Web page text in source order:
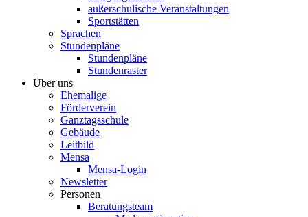
außerschulische Veranstaltungen
Sportstätten
Sprachen
Stundenpläne
Stundenpläne
Stundenraster
Über uns
Ehemalige
Förderverein
Ganztagsschule
Gebäude
Leitbild
Mensa
Mensa-Login
Newsletter
Personen
Beratungsteam